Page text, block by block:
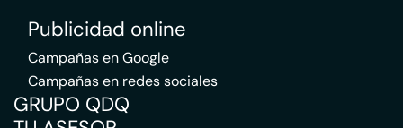
Publicidad online
Campañas en Google
Campañas en redes sociales
GRUPO QDQ